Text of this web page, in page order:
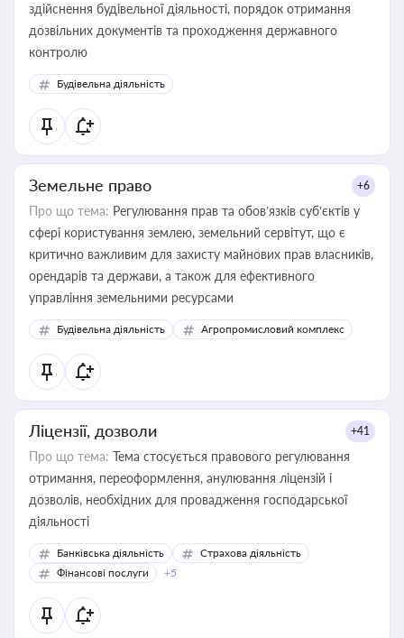
здійснення будівельної діяльності, порядок отримання
дозвільних документів та проходження державного
контролю
Будівельна діяльність
Земельне право +6
Про що тема: Регулювання прав та обов’язків суб’єктів у
сфері користування землею, земельний сервітут, що є
критично важливим для захисту майнових прав власників,
орендарів та держави, а також для ефективного
управління земельними ресурсами
Будівельна діяльність Агропромисловий комплекс
Ліцензії, дозволи +41
Про що тема: Тема стосується правового регулювання
отримання, переоформлення, анулювання ліцензій і
дозволів, необхідних для провадження господарської
діяльності
Банківська діяльність
Страхова діяльність
Фінансові послуги
+5